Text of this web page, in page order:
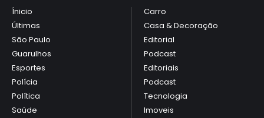
Ínicio
Últimas
São Paulo
Guarulhos
Esportes
Polícia
Política
Saúde
Carro
Casa & Decoração
Editorial
Podcast
Editoriais
Podcast
Tecnologia
Imoveis